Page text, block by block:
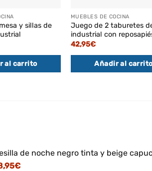
y sillas de
al carrito
MUEBLES DE COCINA
Juego de 2 taburetes
industrial con
42,95€
Añadir al
de noche negro tinta y beige
€